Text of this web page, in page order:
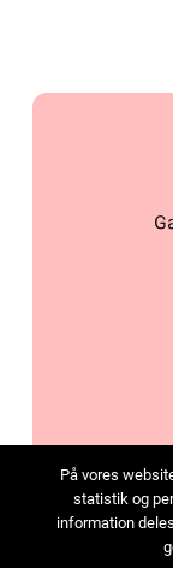
På vores
statistik og
information